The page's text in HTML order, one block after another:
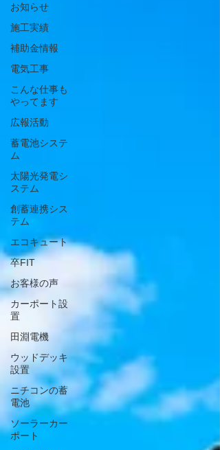
お知らせ
施工実績
補助金情報
電気工事
こんな仕事も
やってます
広報活動
蓄電池システ
ム
太陽光発電シ
ステム
創蓄連携シス
テム
エコキュート
卒FIT
お客様の声
カーポート設
置
田淵電機
ウッドデッキ
設置
ニチコンの蓄
電池
ソーラーカー
ポート